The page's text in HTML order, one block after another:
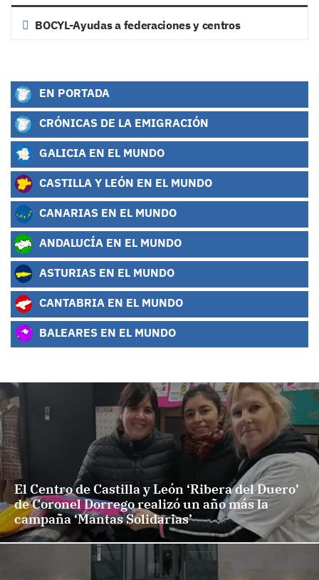
BOCYL-Ayudas a federaciones y centros
EN PORTADA
CRÓNICAS DE LA EMIGRACIÓN
GALICIA EN EL MUNDO
CASTILLA Y LEÓN EN EL MUNDO
CANARIAS EN EL MUNDO
ANDALUCÍA EN EL MUNDO
ASTURIAS EN EL MUNDO
CANTABRIA EN EL MUNDO
BALEARES EN EL MUNDO
El Centro de Castilla y León ‘Ribera del Duero’
de Coronel Dorrego realizó un año más la
campaña ‘Mantas Solidarias’